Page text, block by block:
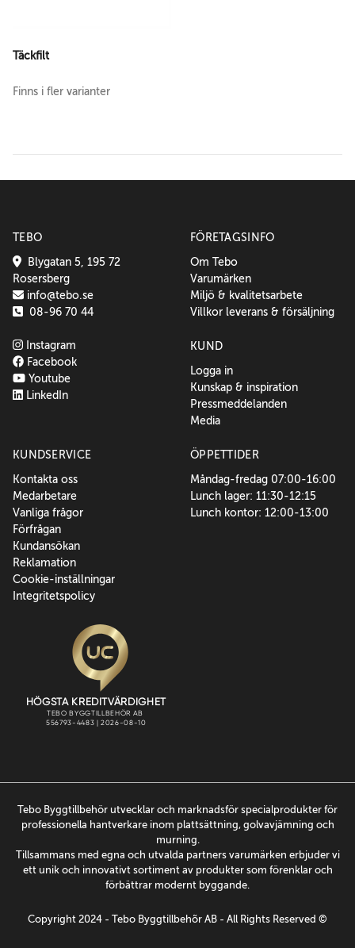
Täckfilt
Finns i fler varianter
TEBO
Blygatan 5, 195 72
Rosersberg
info@tebo.se
08-96 70 44
Instagram
Facebook
Youtube
LinkedIn
FÖRETAGSINFO
Om Tebo
Varumärken
Miljö & kvalitetsarbete
Villkor leverans & försäljning
KUND
Logga in
Kunskap & inspiration
Pressmeddelanden
Media
KUNDSERVICE
Kontakta oss
Medarbetare
Vanliga frågor
Förfrågan
Kundansökan
Reklamation
Cookie-inställningar
Integritetspolicy
ÖPPETTIDER
Måndag-fredag 07:00-16:00
Lunch lager: 11:30-12:15
Lunch kontor: 12:00-13:00
Tebo Byggtillbehör utvecklar och marknadsför specialprodukter för
professionella hantverkare inom plattsättning, golvavjämning och
murning.
Tillsammans med egna och utvalda partners varumärken erbjuder vi
ett unik och innovativt sortiment av produkter som förenklar och
förbättrar modernt byggande.
Copyright 2024 - Tebo Byggtillbehõr AB - All Rights Reserved ©